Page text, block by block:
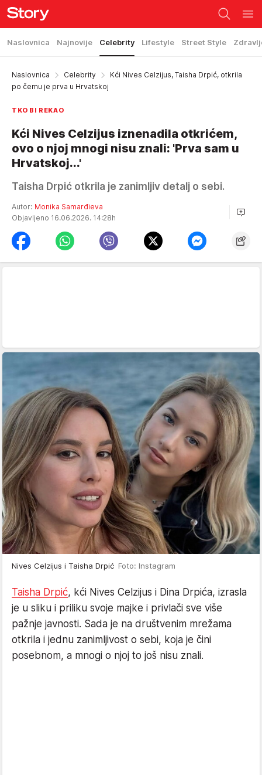
Naslovnica Najnovije Celebrity Lifestyle Street Style
Naslovnica Celebrity
Kći Nives Celzijus, Taisha Drpić, otkrila
po čemu je prva u Hrvatskoj
TKO BI REKAO
Kći Nives Celzijus iznenadila otkrićem,
ovo o njoj mnogi nisu znali: 'Prva sam u
Hrvatskoj...'
Taisha Drpić otkrila je zanimljiv detalj o sebi.
Autor: Monika Samarđieva
Objavljeno 16.06.2026. 14:28h
Nives Celzijus i Taisha Drpić Foto: Instagram
Taisha Drpić, kći Nives Celzijus i Dina Drpića, izrasla
je u sliku i priliku svoje majke i privlači sve više
pažnje javnosti. Sada je na društvenim mrežama
otkrila i jednu zanimljivost o sebi, koja je čini
posebnom, a mnogi o njoj to još nisu znali.